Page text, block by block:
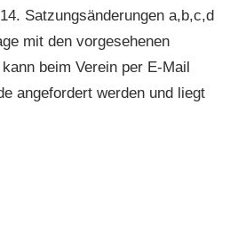
Satzungsänderungen a,b,c,d
mit den vorgesehenen
beim Verein per E-Mail
angefordert werden und liegt